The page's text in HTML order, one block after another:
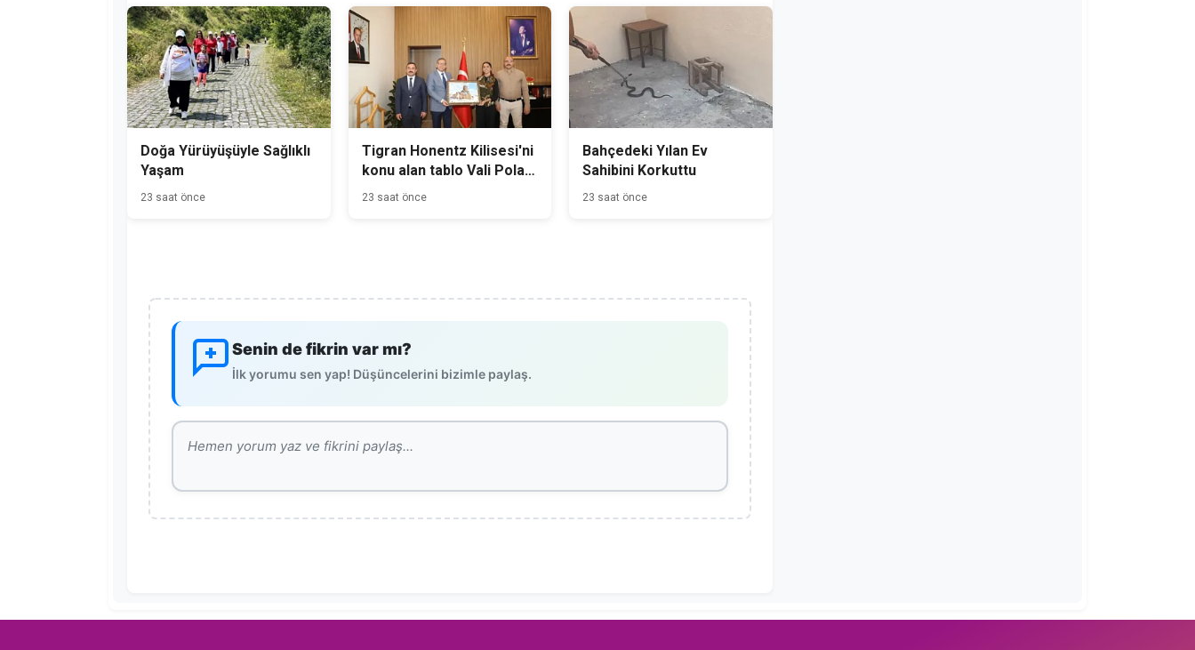
Doğa Yürüyüşüyle Sağlıklı
Yaşam
23 saat önce
Tigran Honentz Kilisesi'ni
konu alan tablo Vali Polat
a Hediye Edildi
23 saat önce
Bahçedeki Yılan Ev
Sahibini Korkuttu
23 saat önce
Senin de fikrin var mı?
İlk yorumu sen yap! Düşüncelerini bizimle paylaş.